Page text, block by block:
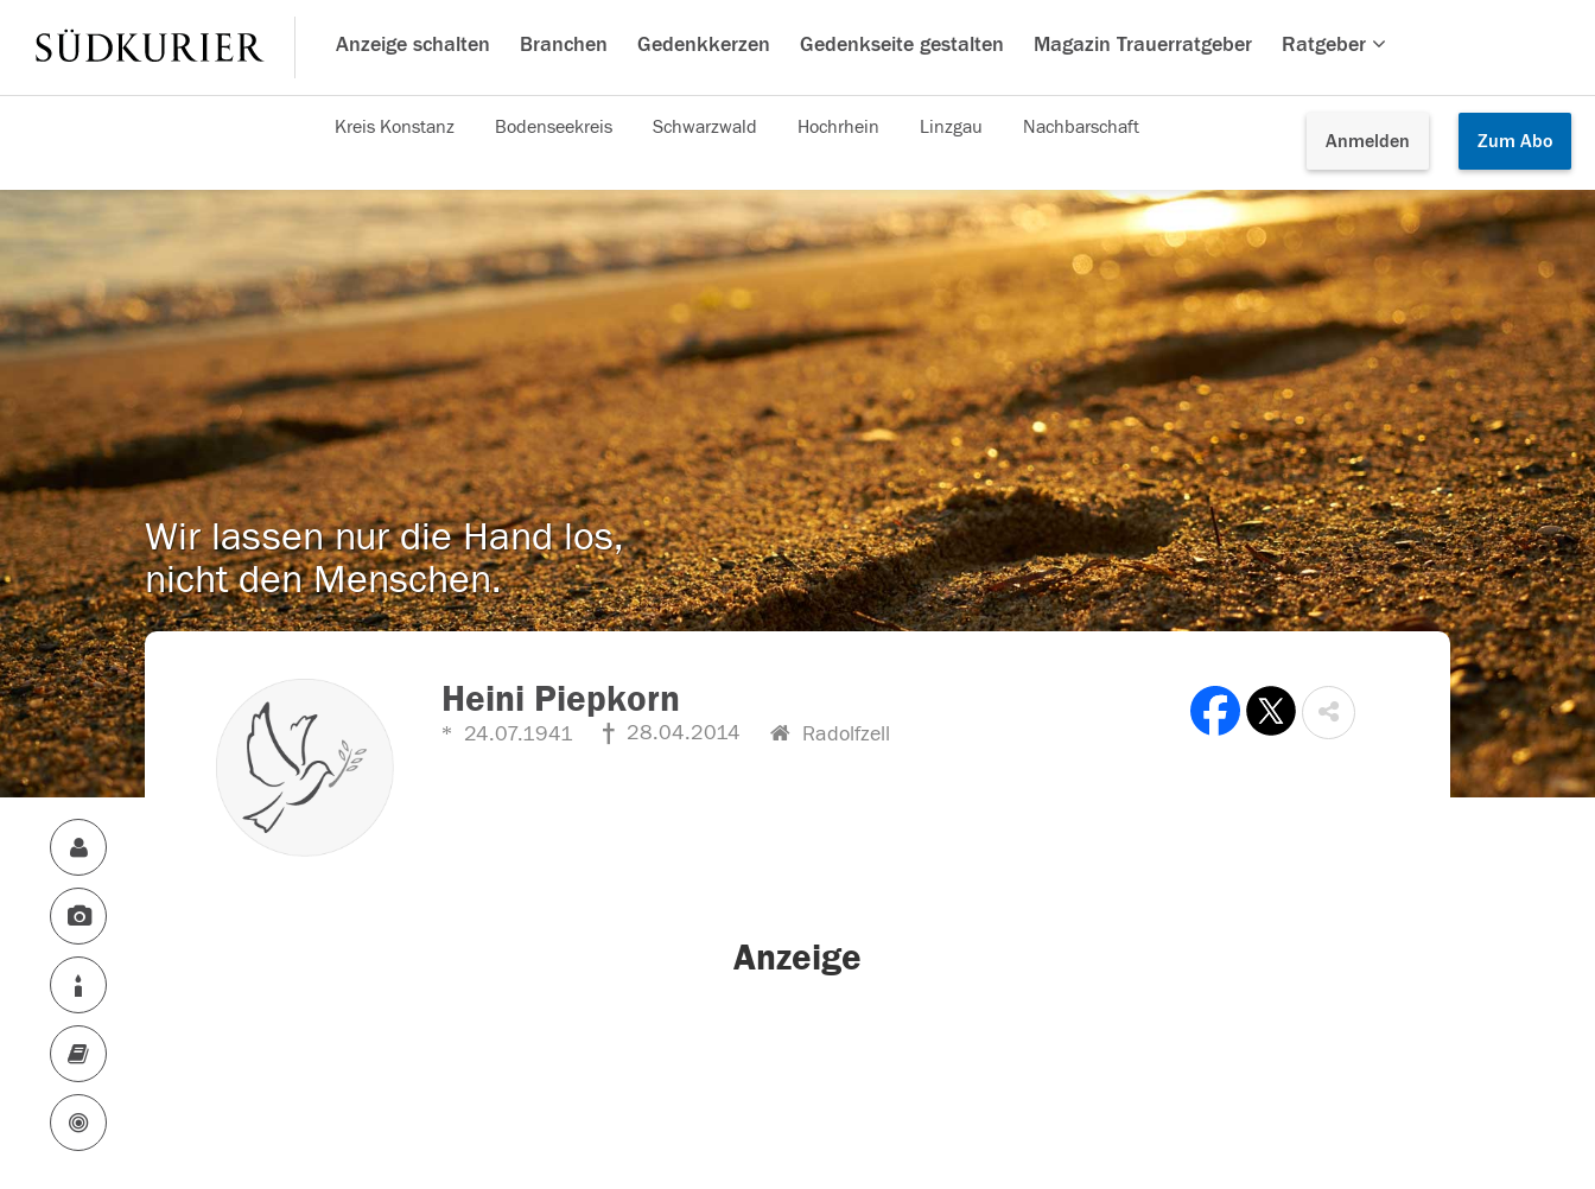
Anzeige schalten Branchen Gedenkkerzen Gedenkseite gestalten Magazin Trauerratgeber Ratgeber
Anmelden Zum Abo
Kreis Konstanz Bodenseekreis Schwarzwald Hochrhein Linzgau Nachbarschaft
Wir lassen nur die Hand los,
nicht den Menschen.
Heini Piepkorn
24.07.1941 28.04.2014 Radolfzell
Anzeige